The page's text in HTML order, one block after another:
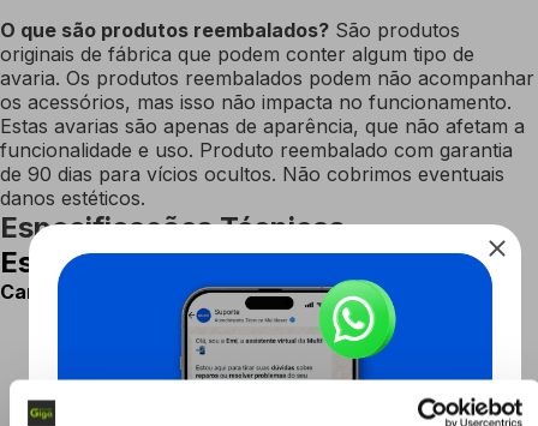
O que são produtos reembalados? São produtos
originais de fábrica que podem conter algum tipo de
avaria. Os produtos reembalados podem não acompanhar
os acessórios, mas isso não impacta no funcionamento.
Estas avarias são apenas de aparência, que não afetam a
funcionalidade e uso. Produto reembalado com garantia
de 90 dias para vícios ocultos. Não cobrimos eventuais
danos estéticos.
Especificações Técnicas
Especificações Técnicas
Caracteristicas
Uso em Stand By
13,5~13,8V
14,4~14,7V
Corrente Inicial
7.8A
Manutenção
Livre de manutenção
Tipo de Terminal